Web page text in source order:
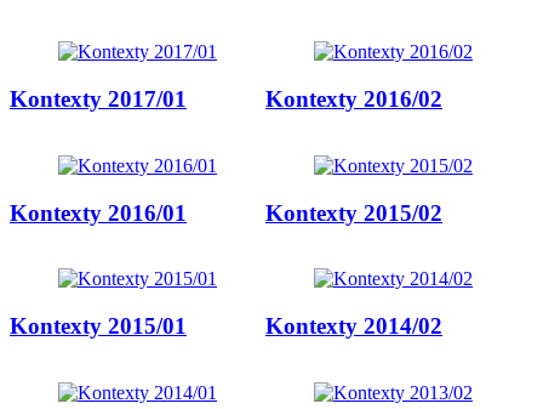
Kontexty 2017/01 Kontexty 2016/02
Kontexty 2016/01 Kontexty 2015/02
Kontexty 2015/01 Kontexty 2014/02